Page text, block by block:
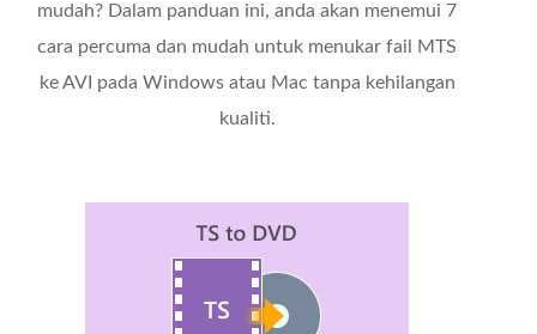
mudah? Dalam panduan ini, anda akan menemui 7
cara percuma dan mudah untuk menukar fail MTS
ke AVI pada Windows atau Mac tanpa kehilangan
kualiti.